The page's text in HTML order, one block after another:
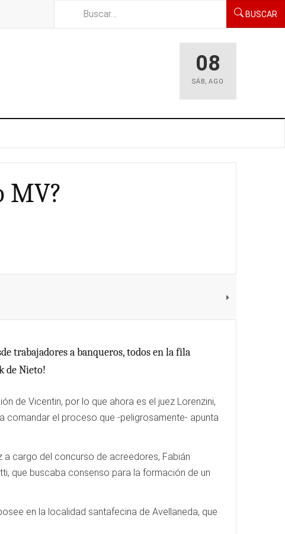
BUSCAR
08
SÁB, AGO
MV?
trabajadores a banqueros, todos en la fila
de Nieto!
de Vicentin, por lo que ahora es el juez Lorenzini,
comandar el proceso que -peligrosamente- apunta
a cargo del concurso de acreedores, Fabián
que buscaba consenso para la formación de un
en la localidad santafecina de Avellaneda, que